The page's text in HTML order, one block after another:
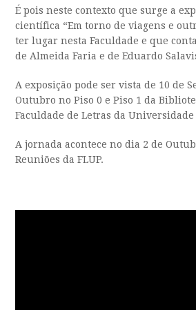
É pois neste contexto que surge a
científica “Em torno de viagens e
ter lugar nesta Faculdade e que
de Almeida Faria e de Eduardo
A exposição pode ser vista de 10 de
Outubro no Piso 0 e Piso 1 da
Faculdade de Letras da Universidade
A jornada acontece no dia 2 de
Reuniões da FLUP.